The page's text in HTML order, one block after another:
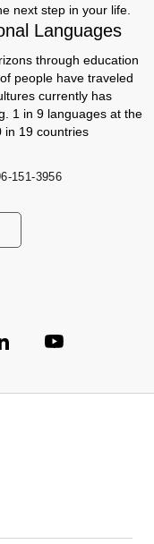
next step in your life.
Languages
through education
people have traveled
currently has
1 in 9 languages ​​at the
in 19 countries
151-3956